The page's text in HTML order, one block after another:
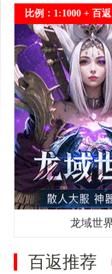
比例：1:1000 + 百返
龙域世
百返推荐